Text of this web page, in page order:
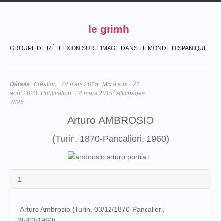
le grimh
GROUPE DE RÉFLEXION SUR L'IMAGE DANS LE MONDE HISPANIQUE
Détails Création : 24 mars 2015 Mis à jour : 21
août 2023 Publication : 24 mars 2015 Affichages :
7825
Arturo AMBROSIO
(Turin, 1870-Pancalieri, 1960)
1
Arturo Ambrosio (Turin, 03/12/1870-Pancalieri,